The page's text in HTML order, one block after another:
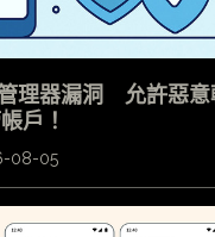
理器漏洞 允許惡意
戶！
08-05